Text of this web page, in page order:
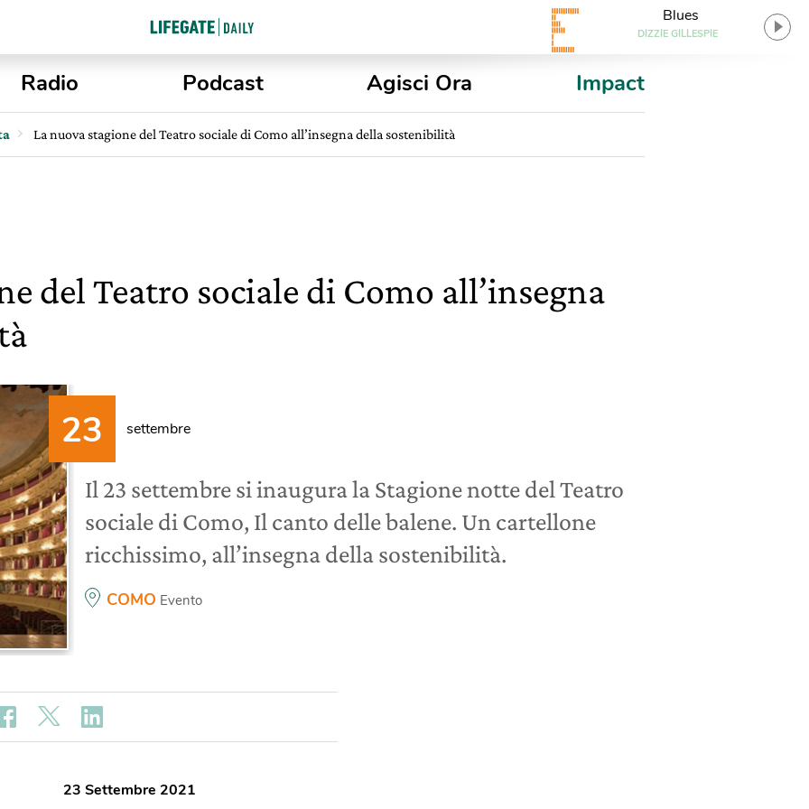
Blues
DIZZIE GILLESPIE
Radio Podcast Agisci Ora Impact
La nuova stagione del Teatro sociale di Como all’insegna della sostenibilità
del Teatro sociale di Como all’insegna
settembre
Il 23 settembre si inaugura la Stagione notte del Teatro
sociale di Como, Il canto delle balene. Un cartellone
ricchissimo, all’insegna della sostenibilità.
COMO Evento
23 Settembre 2021